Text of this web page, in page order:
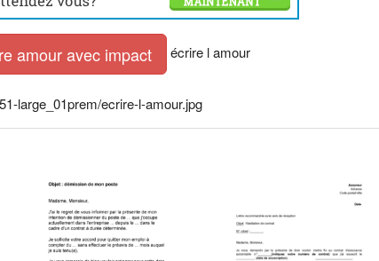
amour avec impact écrire l amour
large_01prem/ecrire-l-amour.jpg